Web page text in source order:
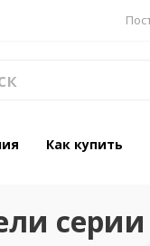
Как купить